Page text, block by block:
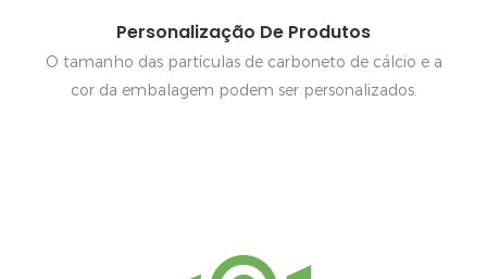
Personalização De Produtos
O tamanho das partículas de carboneto de cálcio e a
cor da embalagem podem ser personalizados.